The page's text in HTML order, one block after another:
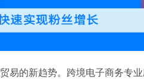
易的新趋势。跨境电子商务专